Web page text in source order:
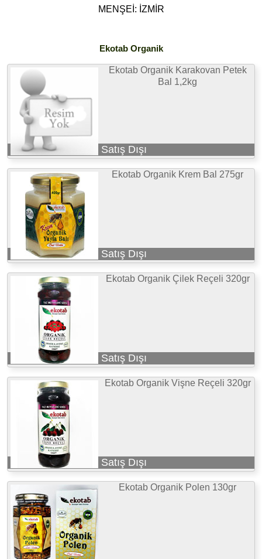
MENŞEİ: İZMİR
Ekotab Organik
Ekotab Organik Karakovan Petek
Bal 1,2kg
Satış Dışı
Ekotab Organik Krem Bal 275gr
Satış Dışı
Ekotab Organik Çilek Reçeli 320gr
Satış Dışı
Ekotab Organik Vişne Reçeli 320gr
Satış Dışı
Ekotab Organik Polen 130gr